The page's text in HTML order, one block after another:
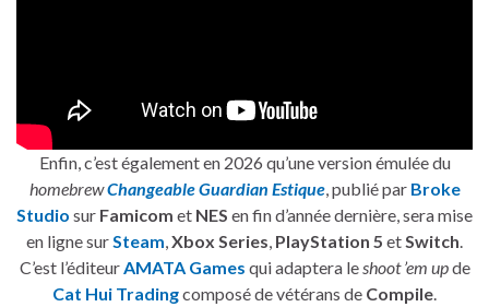
Enfin, c’est également en 2026 qu’une version émulée du
homebrewChangeable Guardian Estique, publié par Broke
Studio sur Famicom et NES en fin d’année dernière, sera mise
en ligne sur Steam Xbox Series PlayStation 5 et Switch
C’est l’éditeur AMATA Games qui adaptera le shoot ’em upde
Cat Hui Tradingcomposé de vétérans de Compile